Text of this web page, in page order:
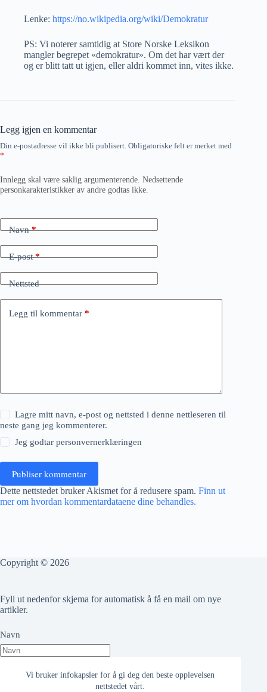
Vi bruker infokapsler for å gi deg den beste opplevelsen
nettstedet vårt.
Lenke: https://no.wikipedia.org/wiki/Demokratur
PS: Vi noterer samtidig at Store Norske Leksikon
mangler begrepet «demokratur». Om det har vært der
og er blitt tatt ut igjen, eller aldri kommet inn, vites ikke.
Legg igjen en kommentar
Din e-postadresse vil ikke bli publisert. Obligatoriske felt er merket med
*
Innlegg skal være saklig argumenterende. Nedsettende
personkarakteristikker av andre godtas ikke.
Navn*
E-post*
Nettsted
Legg til kommentar *
Lagre mitt navn, e-post og nettsted i denne nettleseren til
neste gang jeg kommenterer.
Jeg godtarpersonvernerklæringen
Publiser kommentar
Dette nettstedet bruker Akismet for å redusere spam. Finn ut
mer om hvordan kommentardataene dine behandles.
Copyright © 2026
Fyll ut nedenfor skjema for automatisk å få en mail om nye
artikler.
Navn